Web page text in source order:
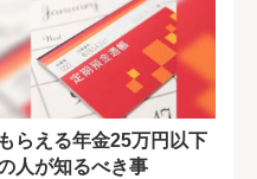
もらえる年金25万円以下
人が知るべき事